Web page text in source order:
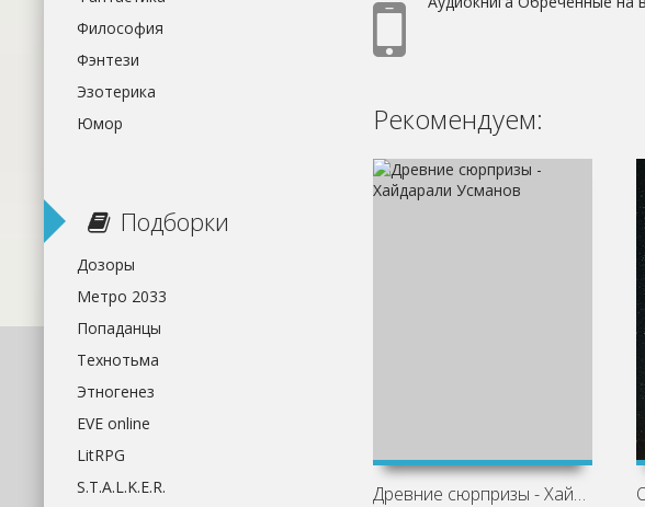
Рекомендуем:
Древние сюрпризы - Хайдарали Усманов
Философия
Фэнтези
Эзотерика
Юмор
Подборки
Дозоры
Метро 2033
Попаданцы
Технотьма
Этногенез
EVE online
LitRPG
S.T.A.L.K.E.R.